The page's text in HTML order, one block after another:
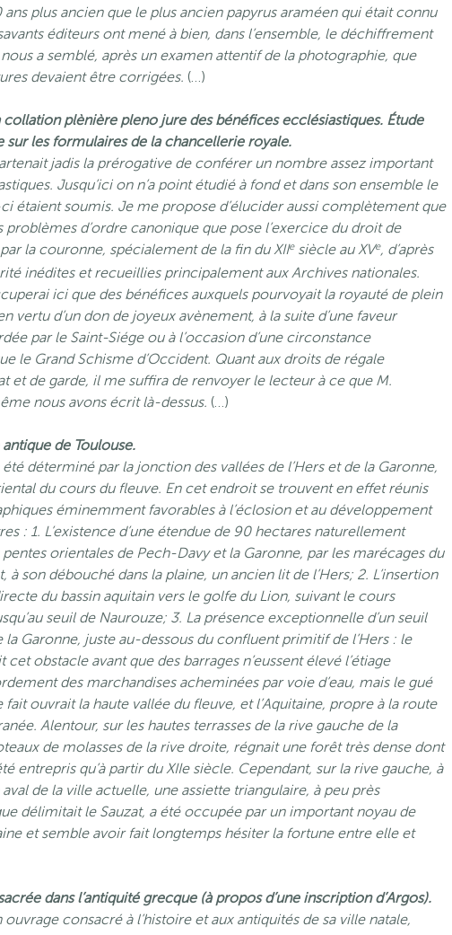
plus ancien que le plus ancien papyrus araméen qui était connu
éditeurs ont mené à bien, dans l’ensemble, le déchiffrement
a semblé, après un examen attentif de la photographie, que
devaient être corrigées. (…)
collation plènière pleno jure des bénéfices ecclésiastiques. Étude
sur les formulaires de la chancellerie royale.
jadis la prérogative de conférer un nombre assez important
Jusqu’ici on n’a point étudié à fond et dans son ensemble le
étaient soumis. Je me propose d’élucider aussi complètement que
problèmes d’ordre canonique que pose l’exercice du droit de
la couronne, spécialement de la fin du XIIesiècle au XVe, d’après
inédites et recueillies principalement aux Archives nationales.
ici que des bénéfices auxquels pourvoyait la royauté de plein
vertu d’un don de joyeux avènement, à la suite d’une faveur
par le Saint-Siége ou à l’occasion d’une circonstance
le Grand Schisme d’Occident. Quant aux droits de régale
et de garde, il me suffira de renvoyer le lecteur à ce que M.
nous avons écrit là-dessus. (…)
de Toulouse.
déterminé par la jonction des vallées de l’Hers et de la Garonne,
du cours du fleuve. En cet endroit se trouvent en effet réunis
éminemment favorables à l’éclosion et au développement
: 1. L’existence d’une étendue de 90 hectares naturellement
orientales de Pech-Davy et la Garonne, par les marécages du
à son débouché dans la plaine, un ancien lit de l’Hers; 2. L’insertion
du bassin aquitain vers le golfe du Lion, suivant le cours
seuil de Naurouze; 3. La présence exceptionnelle d’un seuil
la Garonne, juste au-dessous du confluent primitif de l’Hers : le
cet obstacle avant que des barrages n’eussent élevé l’étiage
des marchandises acheminées par voie d’eau, mais le gué
fait ouvrait la haute vallée du fleuve, et l’Aquitaine, propre à la route
Alentour, sur les hautes terrasses de la rive gauche de la
de molasses de la rive droite, régnait une forêt très dense dont
entrepris qu’à partir du XIIe siècle. Cependant, sur la rive gauche, à
de la ville actuelle, une assiette triangulaire, à peu près
délimitait le Sauzat, a été occupée par un important noyau de
et semble avoir fait longtemps hésiter la fortune entre elle et
dans l’antiquité grecque (à propos d’une inscription d’Argos).
consacré à l’histoire et aux antiquités de sa ville natale,